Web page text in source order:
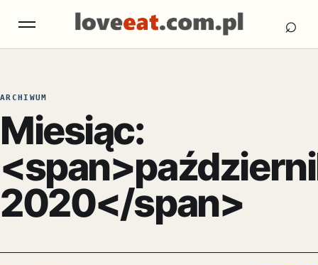
Otwórz menu ⌕
ARCHIWUM
Miesiąc:
2020</span>